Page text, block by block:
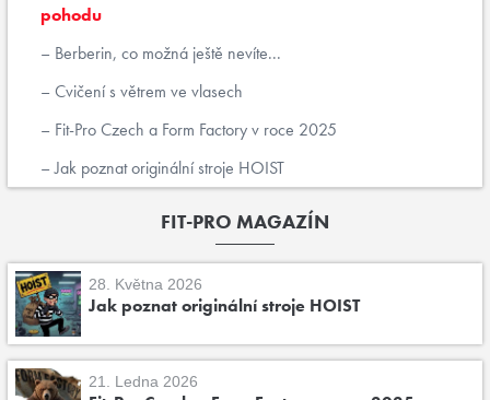
pohodu
Berberin, co možná ještě nevíte...
Cvičení s větrem ve vlasech
Fit-Pro Czech a Form Factory v roce 2025
Jak poznat originální stroje HOIST
FIT-PRO MAGAZÍN
28. Května 2026
Jak poznat originální stroje HOIST
21. Ledna 2026